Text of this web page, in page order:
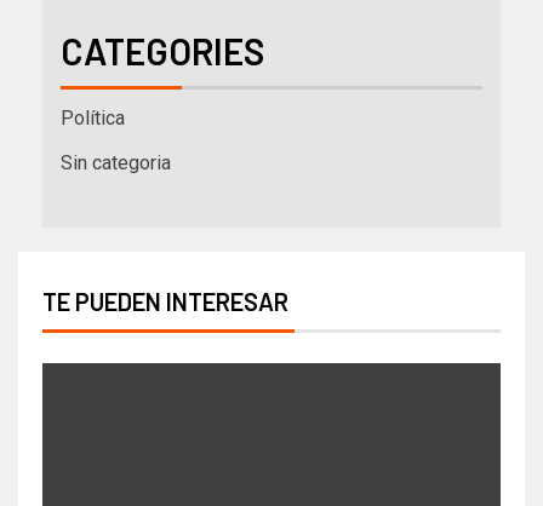
CATEGORIES
Política
Sin categoria
TE PUEDEN INTERESAR